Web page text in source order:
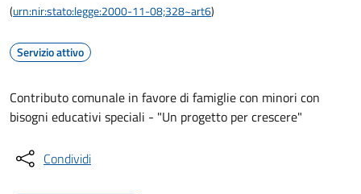
(urn:nir:stato:legge:2000-11-08;328~art6)
Servizio attivo
Contributo comunale in favore di famiglie con minori con
bisogni educativi speciali - "Un progetto per crescere"
Condividi